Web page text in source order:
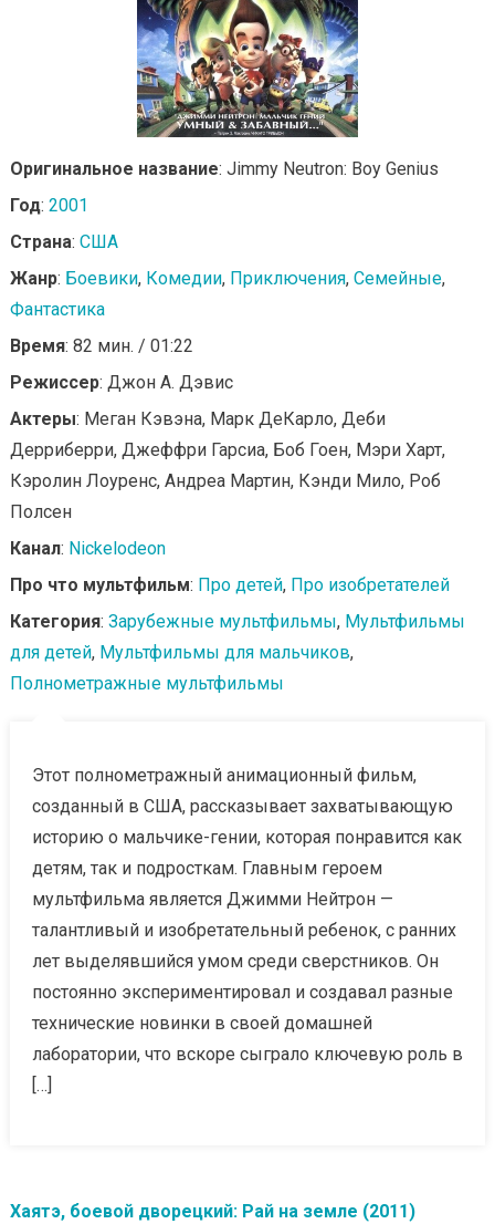
Оригинальное название: Jimmy Neutron: Boy Genius
Год: 2001
Страна: США
Жанр: Боевики, Комедии, Приключения, Семейные,
Фантастика
Время: 82 мин. / 01:22
Режиссер: Джон А. Дэвис
Актеры: Меган Кэвэна, Марк ДеКарло, Деби
Дерриберри, Джеффри Гарсиа, Боб Гоен, Мэри Харт,
Кэролин Лоуренс, Андреа Мартин, Кэнди Мило, Роб
Полсен
Канал: Nickelodeon
Про что мультфильм: Про детей, Про изобретателей
Категория: Зарубежные мультфильмы, Мультфильмы
для детей, Мультфильмы для мальчиков,
Полнометражные мультфильмы
Этот полнометражный анимационный фильм,
созданный в США, рассказывает захватывающую
историю о мальчике-гении, которая понравится как
детям, так и подросткам. Главным героем
мультфильма является Джимми Нейтрон —
талантливый и изобретательный ребенок, с ранних
лет выделявшийся умом среди сверстников. Он
постоянно экспериментировал и создавал разные
технические новинки в своей домашней
лаборатории, что вскоре сыграло ключевую роль в
[…]
Хаятэ, боевой дворецкий: Рай на земле (2011)